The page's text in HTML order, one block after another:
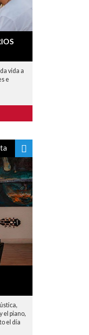
vida a
e
el piano,
el día